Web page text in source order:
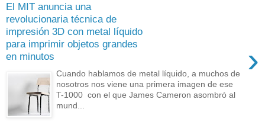
El MIT anuncia una
revolucionaria técnica de
impresión 3D con metal líquido
para imprimir objetos grandes
en minutos
›
Cuando hablamos de metal líquido, a muchos de
nosotros nos viene una primera imagen de ese
T-1000 con el que James Cameron asombró al
mund...